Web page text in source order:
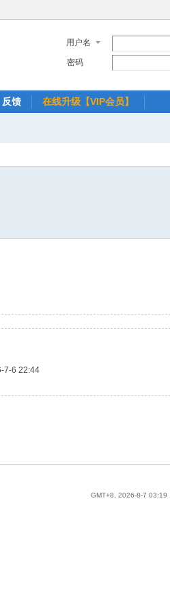
用户名
密码
反馈 在线升级【VIP会员】
7-6 22:44
GMT+8, 2026-8-7 03:19